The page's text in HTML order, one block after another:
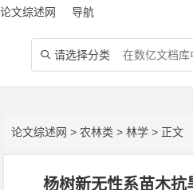
论文综述网 导航
 请选择分类
论文综述网 >农林类 >林学 > 正文
杨树新无性系苗木抗